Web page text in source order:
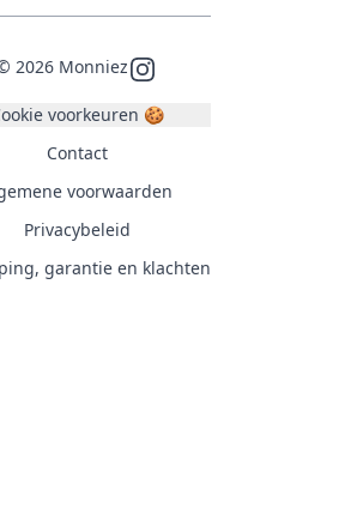
2026 MonniezInstagram
voorkeuren 🍪
Contact
voorwaarden
Privacybeleid
garantie en klachten